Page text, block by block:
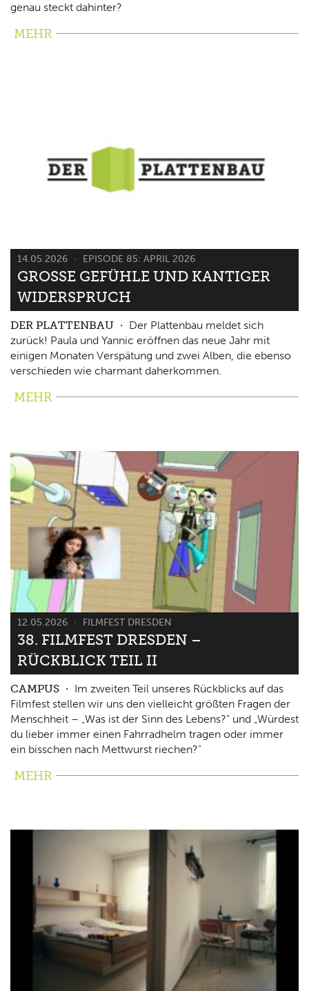
genau steckt dahinter?
MEHR
14.05.2026 EPISODE 85: APRIL 2026
GROSSE GEFÜHLE UND KANTIGER W
IDERSPRUCH
DER PLATTENBAU
Der Plattenbau meldet sich
zurück! Paula und Yannic eröffnen das neue Jahr mit
einigen Monaten Verspätung und zwei Alben, die ebenso
verschieden wie charmant daherkommen.
MEHR
12.05.2026 FILMFEST DRESDEN
38. FILMFEST DRESDEN –
RÜCKBLICK TEIL II
CAMPUS
Im zweiten Teil unseres Rückblicks auf das
Filmfest stellen wir uns den vielleicht größten Fragen der
Menschheit – „Was ist der Sinn des Lebens?“ und „Würdest
du lieber immer einen Fahrradhelm tragen oder immer
ein bisschen nach Mettwurst riechen?"
MEHR